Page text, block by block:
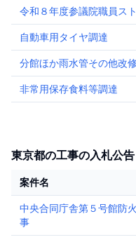
令和８年度参議院職員ス
自動車用タイヤ調達
分館ほか雨水管その他改
非常用保存食料等調達
東京都の工事の入札公告
案件名
中央合同庁舎第５号館防
事